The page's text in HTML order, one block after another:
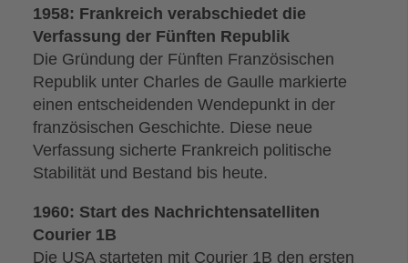
1958: Frankreich verabschiedet die
Verfassung der Fünften Republik
Die Gründung der Fünften Französischen
Republik unter Charles de Gaulle markierte
einen entscheidenden Wendepunkt in der
französischen Geschichte. Diese neue
Verfassung sicherte Frankreich politische
Stabilität und Bestand bis heute.
1960: Start des Nachrichtensatelliten
Courier 1B
Die USA starteten mit Courier 1B den ersten